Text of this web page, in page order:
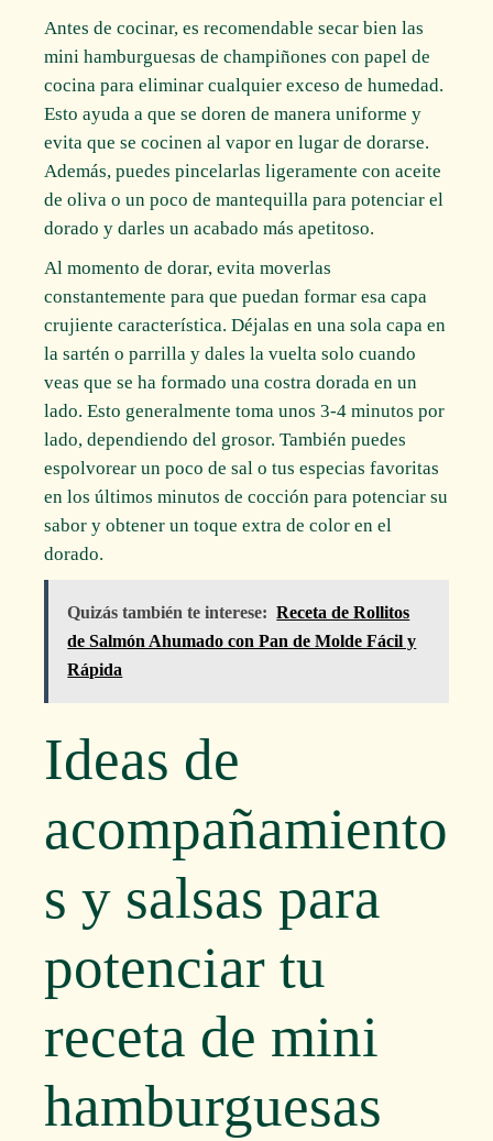
Antes de cocinar, es recomendable secar bien las
mini hamburguesas de champiñones con papel de
cocina para eliminar cualquier exceso de humedad.
Esto ayuda a que se doren de manera uniforme y
evita que se cocinen al vapor en lugar de dorarse.
Además, puedes pincelarlas ligeramente con aceite
de oliva o un poco de mantequilla para potenciar el
dorado y darles un acabado más apetitoso.
Al momento de dorar, evita moverlas
constantemente para que puedan formar esa capa
crujiente característica. Déjalas en una sola capa en
la sartén o parrilla y dales la vuelta solo cuando
veas que se ha formado una costra dorada en un
lado. Esto generalmente toma unos 3-4 minutos por
lado, dependiendo del grosor. También puedes
espolvorear un poco de sal o tus especias favoritas
en los últimos minutos de cocción para potenciar su
sabor y obtener un toque extra de color en el
dorado.
Quizás también te interese: Receta de Rollitos
de Salmón Ahumado con Pan de Molde Fácil y
Rápida
Ideas de
acompañamiento
s y salsas para
potenciar tu
receta de mini
hamburguesas